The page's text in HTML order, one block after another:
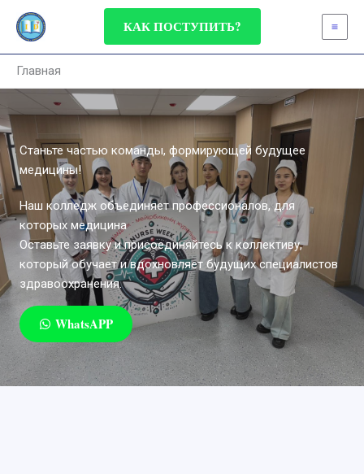
Перейти
КАК ПОСТУПИТЬ?
Главная
Станьте частью команды, формирующей будущее
медицины!
Наш колледж объединяет профессионалов, для
которых медицина
Оставьте заявку и присоединяйтесь к коллективу,
который обучает и вдохновляет будущих специалистов
здравоохранения.
WhatsAPP